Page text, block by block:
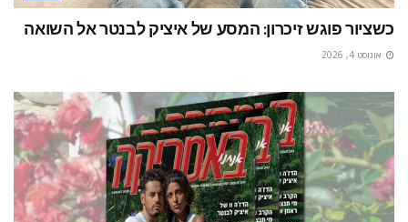
כשציור פוגש זיכרון: המסע של איציק לבנטר אל השואה
אוגוסט 4, 2026